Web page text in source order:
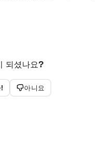
되셨나요?
아니요